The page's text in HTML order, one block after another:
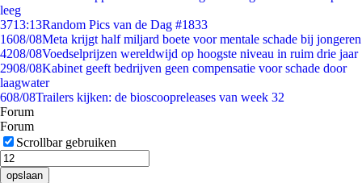
leeg
3713:13Random Pics van de Dag #1833
1608/08Meta krijgt half miljard boete voor mentale schade bij jongeren
4208/08Voedselprijzen wereldwijd op hoogste niveau in ruim drie jaar
2908/08Kabinet geeft bedrijven geen compensatie voor schade door
laagwater
608/08Trailers kijken: de bioscoopreleases van week 32
Forum
Forum
Scrollbar gebruiken
opslaan